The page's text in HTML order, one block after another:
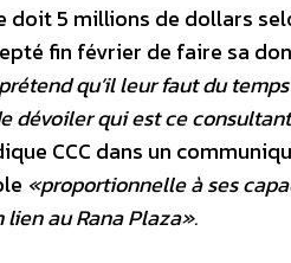
doit 5 millions de dollars
fin février de faire sa
qu’il leur faut du
dévoiler qui est ce
CCC dans un
«proportionnelle à ses
au Rana Plaza».